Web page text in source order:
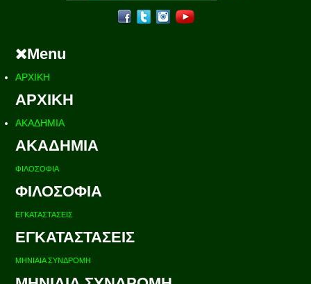
Menu
ΑΡΧΙΚΗ
ΑΡΧΙΚΗ
ΑΚΑΔΗΜΙΑ
ΑΚΑΔΗΜΙΑ
ΦΙΛΟΣΟΦΙΑ
ΦΙΛΟΣΟΦΙΑ
ΕΓΚΑΤΑΣΤΑΣΕΙΣ
ΕΓΚΑΤΑΣΤΑΣΕΙΣ
ΜΗΝΙΑΙΑ ΣΥΝΔΡΟΜΗ